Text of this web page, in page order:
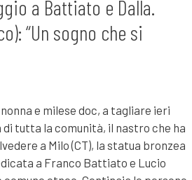
a Battiato e Dalla.
“Un sogno che si
e milese doc, a tagliare ieri
tutta la comunità, il nastro che ha
a Milo (CT), la statua bronzea
a Franco Battiato e Lucio